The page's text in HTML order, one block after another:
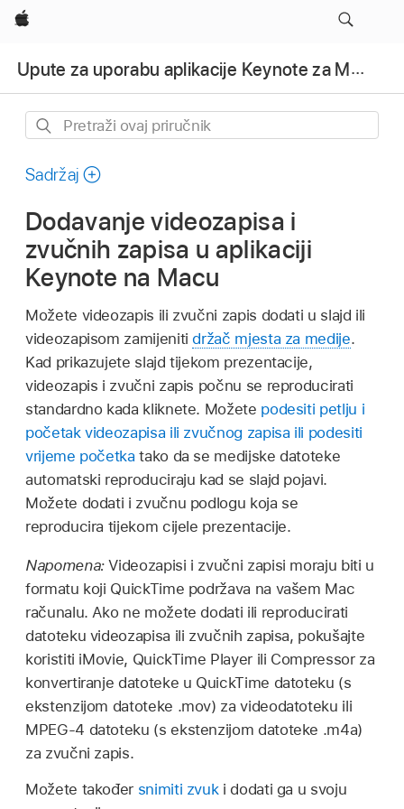
Apple
Upute za uporabu aplikacije Keynote za Mac
Pretraži
priručnik
Sadržaj
Dodavanje videozapisa i
zvučnih zapisa u aplikaciji
Keynote na Macu
Možete videozapis ili zvučni zapis dodati u slajd ili
videozapisom zamijenitidržač mjesta za medije.
Kad prikazujete slajd tijekom prezentacije,
videozapis i zvučni zapis počnu se reproducirati
standardno kada kliknete. Možete podesiti petlju i
početak videozapisa ili zvučnog zapisa ili podesiti
vrijeme početka tako da se medijske datoteke
automatski reproduciraju kad se slajd pojavi.
Možete dodati i zvučnu podlogu koja se
reproducira tijekom cijele prezentacije.
Napomena:Videozapisi i zvučni zapisi moraju biti u
formatu koji QuickTime podržava na vašem Mac
računalu. Ako ne možete dodati ili reproducirati
datoteku videozapisa ili zvučnih zapisa, pokušajte
koristiti iMovie, QuickTime Player ili Compressor za
konvertiranje datoteke u QuickTime datoteku (s
ekstenzijom datoteke .mov) za videodatoteku ili
MPEG-4 datoteku (s ekstenzijom datoteke .m4a)
za zvučni zapis.
Možete također snimiti zvuki dodati ga u svoju